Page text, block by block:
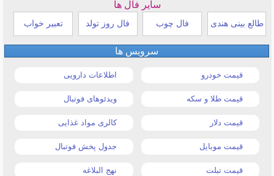
سایر فال ها
طالع بینی هندی فال چوب فال روز تولد تعبیر خواب
سرویس ها
قیمت خودرو اطلاعات دارویی
قیمت طلا و سکه ویدئوهای فوتبال
قیمت دلار کالری مواد غذایی
قیمت موبایل جدول پخش فوتبال
قیمت تبلت نهج البلاغه